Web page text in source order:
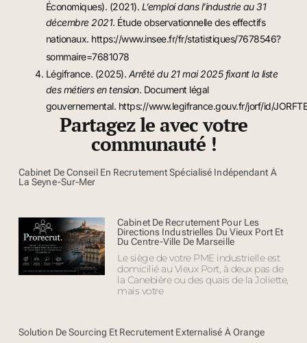
Économiques). (2021). L’emploi dans l’industrie au 31
décembre 2021. Étude observationnelle des effectifs
nationaux. https://www.insee.fr/fr/statistiques/7678546?
sommaire=7681078
Légifrance. (2025). Arrêté du 21 mai 2025 fixant la liste
des métiers en tension. Document légal
gouvernemental. https://www.legifrance.gouv.fr/jorf/id/
Partagez le avec votre
communauté !
Cabinet De Conseil En Recrutement Spécialisé Indépendant À
La Seyne-Sur-Mer
Cabinet De Recrutement Pour Les
Directions Industrielles Du Vieux Port Et
Du Centre-Ville De Marseille
Le siège de votre PME industrielle est
domicilié au Vieux Port, à deux pas de
la Canebière ou des quais de la Joliette,
mais votre
Solution De Sourcing Et Recrutement Externalisé À Orange